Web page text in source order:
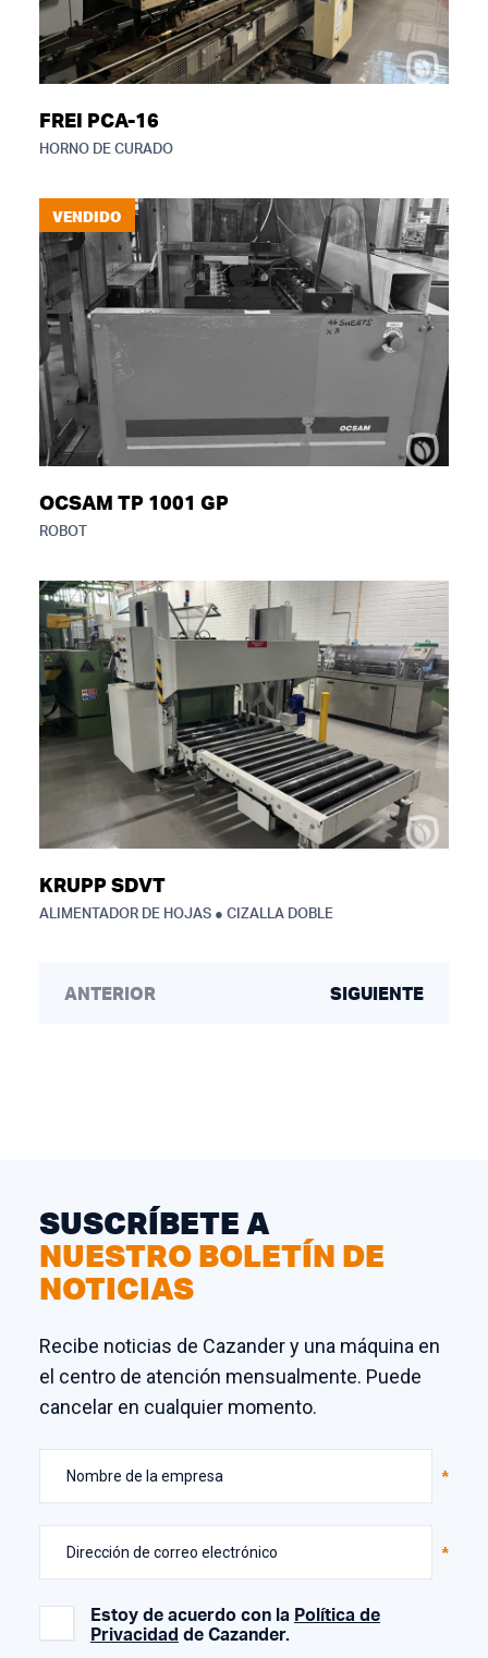
FREI PCA-16
HORNO DE CURADO
VENDIDO
OCSAM TP 1001 GP
ROBOT
KRUPP SDVT
ALIMENTADOR DE HOJAS ● CIZALLA DOBLE
ANTERIOR SIGUIENTE
SUSCRÍBETE A
NUESTRO BOLETÍN DE
NOTICIAS
Recibe noticias de Cazander y una máquina en
el centro de atención mensualmente. Puede
cancelar en cualquier momento.
Nombre de la empresa
Dirección de correo electrónico
Estoy de acuerdo con la Política de
Privacidad de Cazander.